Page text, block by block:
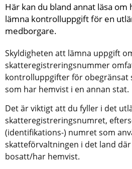
Här kan du bland annat läsa om
lämna kontrolluppgift för en
medborgare.
Skyldigheten att lämna uppgift
skatteregistreringsnummer
kontrolluppgifter för obegränsat
som har hemvist i en annan stat.
Det är viktigt att du fyller i det
skatteregistreringsnumret,
(identifikations-) numret som
skatteförvaltningen i det land
bosatt/har hemvist.